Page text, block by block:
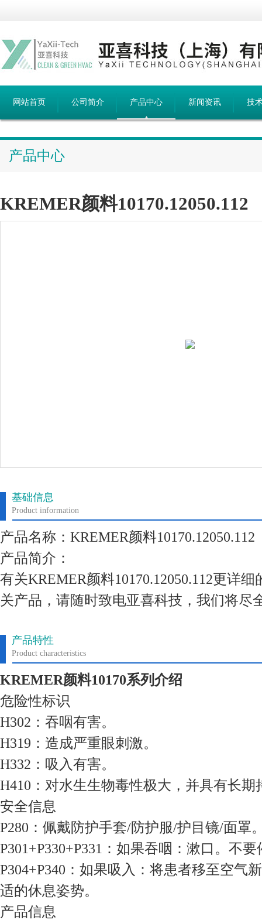
网站首页 公司简介 产品中心 新闻资讯 技
产品中心
KREMER颜料10170.12050.112
基础信息
Product information
产品名称：KREMER颜料10170.12050.112
产品简介：
有关KREMER颜料10170.12050.112更详
关产品，请随时致电亚喜科技，我们将尽
产品特性
Product characteristics
KREMER颜料10170系列介绍
危险性标识
H302：吞咽有害。
H319：造成严重眼刺激。
H332：吸入有害。
H410：对水生生物毒性极大，并具有长期
安全信息
P280：佩戴防护手套/防护服/护目镜/面罩
P301+P330+P331：如果吞咽：漱口。不要
P304+P340：如果吸入：将患者移至空气
适的休息姿势。
产品信息